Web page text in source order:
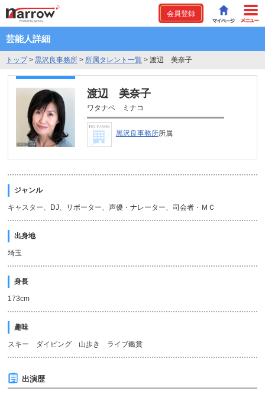
会員登録
芸能人詳細
トップ> 黒沢良事務所 > 所属タレント一覧 > 渡辺 美奈子
渡辺 美奈子
ワタナベ ミナコ
黒沢良事務所所属
ジャンル
キャスター、DJ、リポーター、声優・ナレーター、司会者・ＭＣ
出身地
埼玉
身長
173cm
趣味
スキー ダイビング 山歩き ライブ鑑賞
出演歴